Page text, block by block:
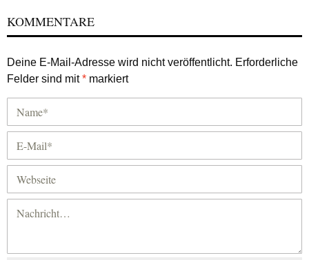
KOMMENTARE
Deine E-Mail-Adresse wird nicht veröffentlicht. Erforderliche
Felder sind mit* markiert